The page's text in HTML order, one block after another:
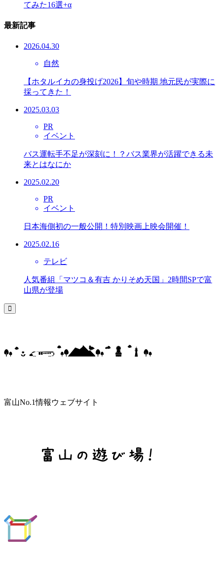
てみた16選+α
最新記事
2026.04.30
自然
【ホタルイカの身投げ2026】旬や時期 地元民が実際に
採ってきた！
2025.03.03
PR
イベント
バス運転手不足が深刻に！？バス業界が活躍できる未
来とはなにか
2025.02.20
PR
イベント
日本海側初の一般公開！特別映画上映会開催！
2025.02.16
テレビ
人気番組「マツコ＆有吉 かりそめ天国」2時間SPで富
山県が登場
富山No.1情報ウェブサイト